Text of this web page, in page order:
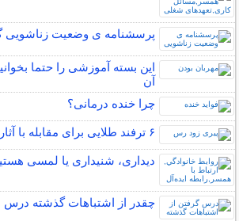
پرسشنامه ی وضعیت زناشویی
این بسته آموزشی را حتما
آن
چرا خنده درمانی؟
۶ ترفند طلایی برای مقابله با آثار پیری
دیداری، شنیداری یا لمسی
چقدر از اشتباهات گذشته درس